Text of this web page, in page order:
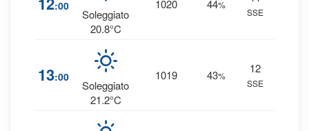
:00
Soleggiato
20.8°C
1020 44%
SSE
13:00
Soleggiato
21.2°C
1019 43%
12
SSE